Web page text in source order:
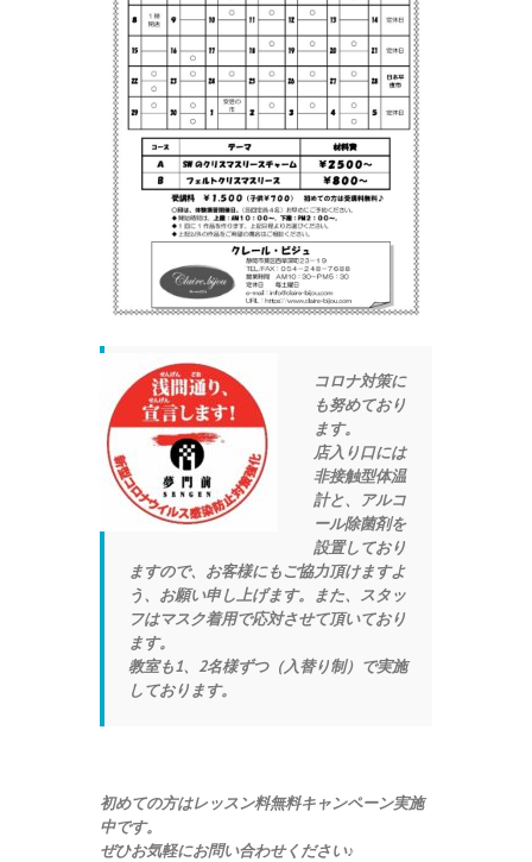
コロナ対策に
も努めており
ます。
店入り口には
非接触型体温
計と、アルコ
ール除菌剤を
設置しており
ますので、お客様にもご協力頂けますよ
う、お願い申し上げます。また、スタッ
フはマスク着用で応対させて頂いており
ます。
教室も1、2名様ずつ（入替り制）で実施
しております。
初めての方はレッスン料無料キャンペーン実施
中です。
ぜひお気軽にお問い合わせください♪